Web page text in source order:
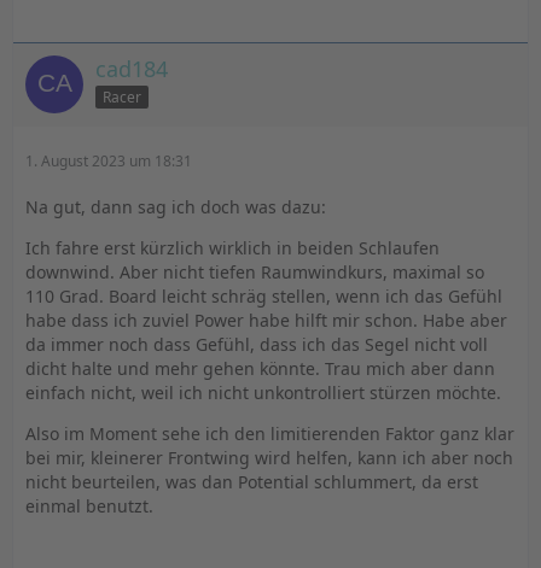
cad184
Racer
1. August 2023 um 18:31
Na gut, dann sag ich doch was dazu:
Ich fahre erst kürzlich wirklich in beiden Schlaufen
downwind. Aber nicht tiefen Raumwindkurs, maximal so
110 Grad. Board leicht schräg stellen, wenn ich das Gefühl
habe dass ich zuviel Power habe hilft mir schon. Habe aber
da immer noch dass Gefühl, dass ich das Segel nicht voll
dicht halte und mehr gehen könnte. Trau mich aber dann
einfach nicht, weil ich nicht unkontrolliert stürzen möchte.
Also im Moment sehe ich den limitierenden Faktor ganz klar
bei mir, kleinerer Frontwing wird helfen, kann ich aber noch
nicht beurteilen, was dan Potential schlummert, da erst
einmal benutzt.